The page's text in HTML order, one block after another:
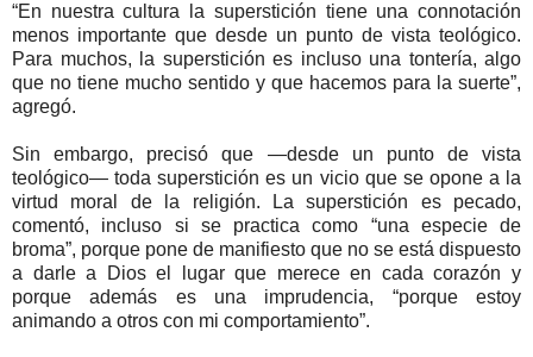
“En nuestra cultura la superstición tiene una connotación
menos importante que desde un punto de vista teológico.
Para muchos, la superstición es incluso una tontería, algo
que no tiene mucho sentido y que hacemos para la suerte”,
agregó.
Sin embargo, precisó que —desde un punto de vista
teológico— toda superstición es un vicio que se opone a la
virtud moral de la religión. La superstición es pecado,
comentó, incluso si se practica como “una especie de
broma”, porque pone de manifiesto que no se está dispuesto
a darle a Dios el lugar que merece en cada corazón y
porque además es una imprudencia, “porque estoy
animando a otros con mi comportamiento”.